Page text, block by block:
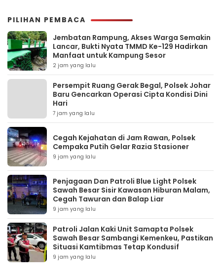
PILIHAN PEMBACA
Jembatan Rampung, Akses Warga Semakin
Lancar, Bukti Nyata TMMD Ke-129 Hadirkan
Manfaat untuk Kampung Sesor
2 jam yang lalu
Persempit Ruang Gerak Begal, Polsek Johar
Baru Gencarkan Operasi Cipta Kondisi Dini
Hari
7 jam yang lalu
Cegah Kejahatan di Jam Rawan, Polsek
Cempaka Putih Gelar Razia Stasioner
9 jam yang lalu
Penjagaan Dan Patroli Blue Light Polsek
Sawah Besar Sisir Kawasan Hiburan Malam,
Cegah Tawuran dan Balap Liar
9 jam yang lalu
Patroli Jalan Kaki Unit Samapta Polsek
Sawah Besar Sambangi Kemenkeu, Pastikan
Situasi Kamtibmas Tetap Kondusif
9 jam yang lalu